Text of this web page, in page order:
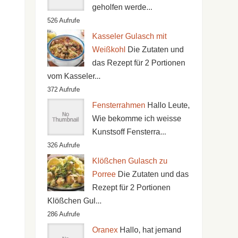
geholfen werde...
526 Aufrufe
Kasseler Gulasch mit
Weißkohl
Die Zutaten und
das Rezept für 2 Portionen
vom Kasseler...
372 Aufrufe
Fensterrahmen Hallo Leute,
Wie bekomme ich weisse
Kunstsoff Fensterra...
326 Aufrufe
Klößchen Gulasch zu
Porree Die Zutaten und das
Rezept für 2 Portionen
Klößchen Gul...
286 Aufrufe
Oranex Hallo, hat jemand